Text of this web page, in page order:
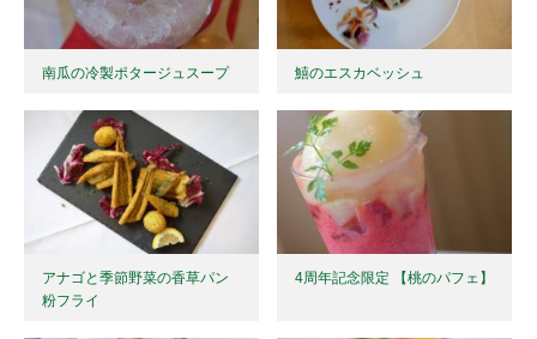
南瓜の冷製ポタージュスープ 鱚のエスカベッシュ
アナゴと季節野菜の香草パン
粉フライ
4周年記念限定 【桃のパフェ】